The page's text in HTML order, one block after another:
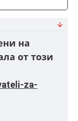
на
от този
za-